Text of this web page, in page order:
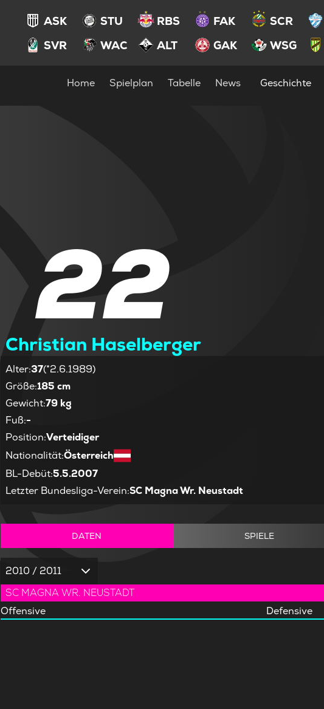
ASK STU RBS FAK SCR
SVR
WAC ALT GAK WSG
Home Spielplan Tabelle News Geschichte
22
Christian Haselberger
Alter:37(*2.6.1989)
Größe:185 cm
Gewicht:79 kg
Fuß:-
Position:Verteidiger
Nationalität:Österreich
BL-Debüt:5.5.2007
Letzter Bundesliga-Verein:SC Magna Wr. Neustadt
DATEN SPIELE
2010 / 2011
SC MAGNA WR. NEUSTADT
Offensive
Defensive